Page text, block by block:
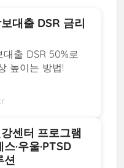
대출 DSR 금리
출 DSR 50%로
높이는 방법!
센터 프로그램
·우울·PTSD
션